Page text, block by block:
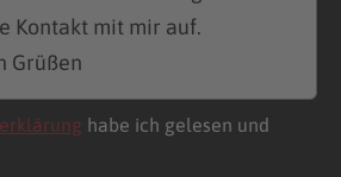
habe ich gelesen und